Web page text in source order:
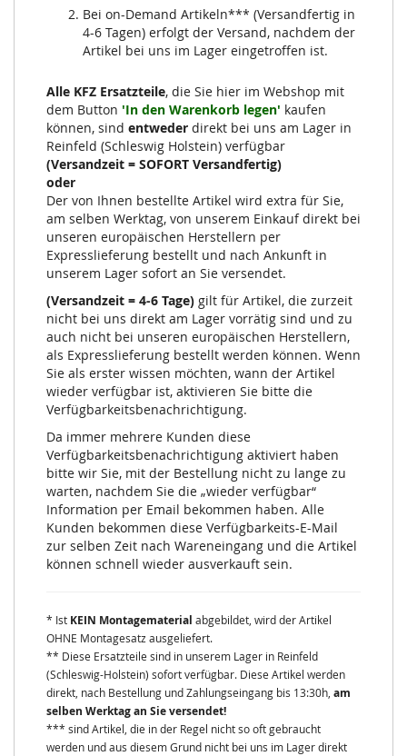
Bei on-Demand Artikeln*** (Versandfertig in
4-6 Tagen) erfolgt der Versand, nachdem der
Artikel bei uns im Lager eingetroffen ist.
Alle KFZ Ersatzteile, die Sie hier im Webshop mit
dem Button 'In den Warenkorb legen' kaufen
können, sind entweder direkt bei uns am Lager in
Reinfeld (Schleswig Holstein) verfügbar
(Versandzeit = SOFORT Versandfertig)
oder
Der von Ihnen bestellte Artikel wird extra für Sie,
am selben Werktag, von unserem Einkauf direkt bei
unseren europäischen Herstellern per
Expresslieferung bestellt und nach Ankunft in
unserem Lager sofort an Sie versendet.
(Versandzeit = 4-6 Tage) gilt für Artikel, die zurzeit
nicht bei uns direkt am Lager vorrätig sind und zu
auch nicht bei unseren europäischen Herstellern,
als Expresslieferung bestellt werden können. Wenn
Sie als erster wissen möchten, wann der Artikel
wieder verfügbar ist, aktivieren Sie bitte die
Verfügbarkeitsbenachrichtigung.
Da immer mehrere Kunden diese
Verfügbarkeitsbenachrichtigung aktiviert haben
bitte wir Sie, mit der Bestellung nicht zu lange zu
warten, nachdem Sie die „wieder verfügbar“
Information per Email bekommen haben. Alle
Kunden bekommen diese Verfügbarkeits-E-Mail
zur selben Zeit nach Wareneingang und die Artikel
können schnell wieder ausverkauft sein.
* Ist KEIN Montagematerial abgebildet, wird der Artikel
OHNE Montagesatz ausgeliefert.
** Diese Ersatzteile sind in unserem Lager in Reinfeld
(Schleswig-Holstein) sofort verfügbar. Diese Artikel werden
direkt, nach Bestellung und Zahlungseingang bis 13:30h, am
selben Werktag an Sie versendet!
*** sind Artikel, die in der Regel nicht so oft gebraucht
werden und aus diesem Grund nicht bei uns im Lager direkt